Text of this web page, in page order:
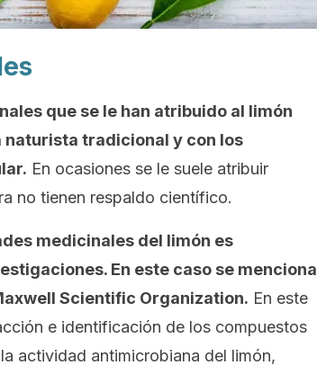
que se le han atribuido al limón
tradicional y con los
En ocasiones se le suele atribuir
no tienen respaldo científico.
medicinales del limón es
En este caso se menciona
Scientific Organization. En este
e identificación de los compuestos
actividad antimicrobiana del limón,